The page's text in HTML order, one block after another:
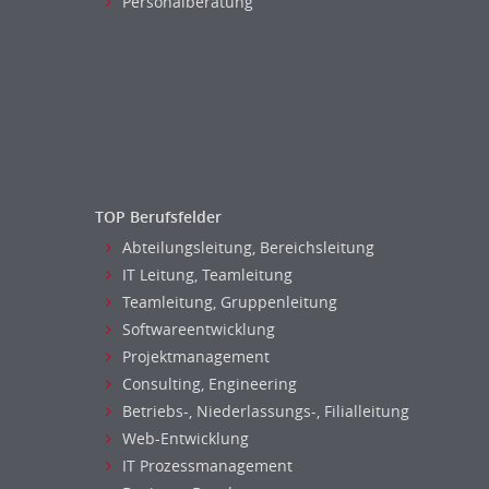
Notar-, Justizfachangestellter,
Anwaltsfachgehilfe
Notariat
Richter, Justizbeamte
Analyst
Anlageberatung, Vermögensberatung
Asset-/Fonds-Management
Versicherungen Compliance, Sicherheit
Versicherungen
TOP Berufsfelder
Abteilungsleitung, Bereichsleitung
IT Leitung, Teamleitung
Teamleitung, Gruppenleitung
Softwareentwicklung
Projektmanagement
Consulting, Engineering
Betriebs-, Niederlassungs-, Filialleitung
Web-Entwicklung
IT Prozessmanagement